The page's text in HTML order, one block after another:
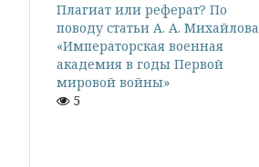
Плагиат или реферат? По
поводу статьи А. А. Михайлова
«Императорская военная
академия в годы Первой
мировой войны»
5